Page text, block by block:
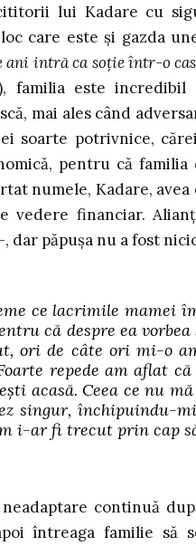
lui Kadare cu
care este și gazda
ani intră ca soție într-o
familia este
mai ales când
soarte potrivnice,
pentru că
numele, Kadare,
vedere financiar.
dar păpușa nu a fost
ce lacrimile mamei
că despre ea
ori de câte ori mi-o
repede am aflat
acasă. Ceea ce nu
singur, închipuindu-
i-ar fi trecut prin cap
continuă
întreaga familie să